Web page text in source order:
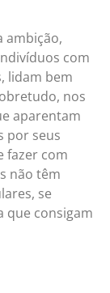
ambição,
com
lidam bem
nos
aparentam
por seus
fazer com
não têm
se
que consigam